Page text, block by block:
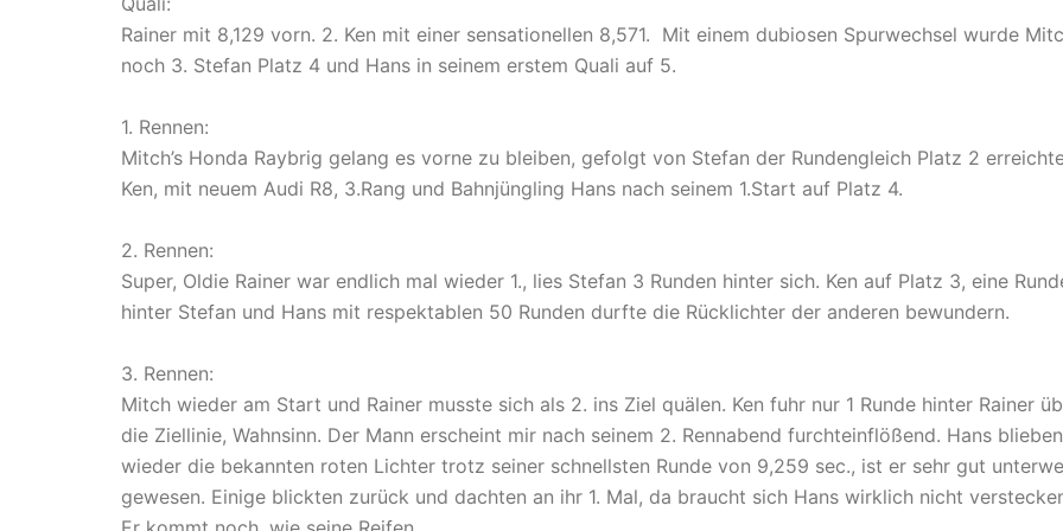
Rainer mit 8,129 vorn. 2. Ken mit einer sensationellen 8,571. Mit einem dubiosen Spurwechsel wurde
noch 3. Stefan Platz 4 und Hans in seinem erstem Quali auf 5.
1. Rennen:
Mitch’s Honda Raybrig gelang es vorne zu bleiben, gefolgt von Stefan der Rundengleich Platz 2
Ken, mit neuem Audi R8, 3.Rang und Bahnjüngling Hans nach seinem 1.Start auf Platz 4.
2. Rennen:
Super, Oldie Rainer war endlich mal wieder 1., lies Stefan 3 Runden hinter sich. Ken auf Platz 3, eine
hinter Stefan und Hans mit respektablen 50 Runden durfte die Rücklichter der anderen bewundern.
3. Rennen:
Mitch wieder am Start und Rainer musste sich als 2. ins Ziel quälen. Ken fuhr nur 1 Runde hinter Rainer
die Ziellinie, Wahnsinn. Der Mann erscheint mir nach seinem 2. Rennabend furchteinflößend. Hans blieben
wieder die bekannten roten Lichter trotz seiner schnellsten Runde von 9,259 sec., ist er sehr gut
gewesen. Einige blickten zurück und dachten an ihr 1. Mal, da braucht sich Hans wirklich nicht